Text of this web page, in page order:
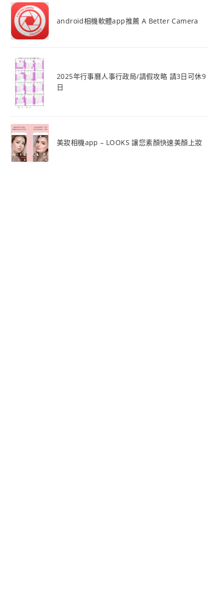
android相機軟體app推薦 A Better Camera
2025年行事曆人事行政局/請假攻略 請3日可休9
日
美妝相機app – LOOKS 讓您素顏快速美顏上妝